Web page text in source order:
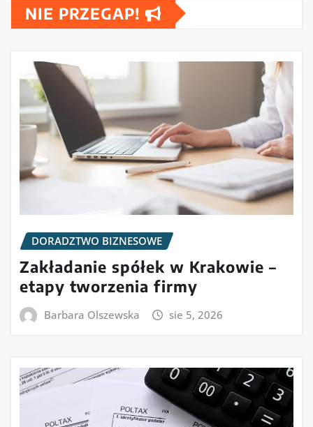
NIE PRZEGAP!
DORADZTWO BIZNESOWE
Zakładanie spółek w Krakowie –
etapy tworzenia firmy
Barbara Olszewska sie 5, 2026